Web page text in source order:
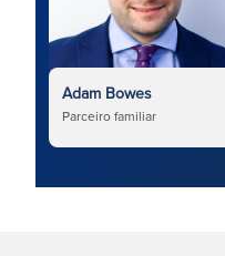
Adam Bowes
Parceiro familiar